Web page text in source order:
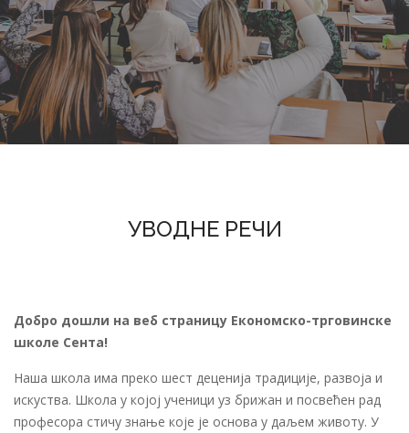
УВОДНЕ РЕЧИ
Добро дошли на веб страницу Економско-трговинске
школе Сента!
Наша школа има преко шест деценија традиције, развоја и
искуства. Школа у којој ученици уз брижан и посвећен рад
професора стичу знање које је основа у даљем животу. У